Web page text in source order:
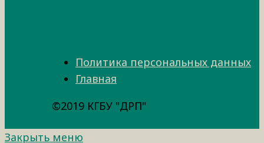
Политика персональных данных
Главная
©2019 КГБУ "ДРП"
Закрыть меню